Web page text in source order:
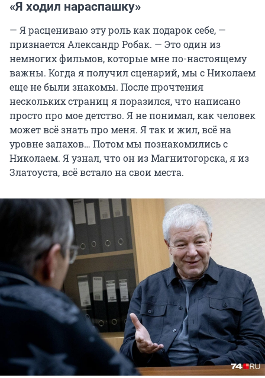
«Я ходил нараспашку»
— Я расцениваю эту роль как подарок себе, —
признается Александр Робак. — Это один из
немногих фильмов, которые мне по-настоящему
важны. Когда я получил сценарий, мы с Николаем
еще не были знакомы. После прочтения
нескольких страниц я поразился, что написано
просто про мое детство. Я не понимал, как человек
может всё знать про меня. Я так и жил, всё на
уровне запахов… Потом мы познакомились с
Николаем. Я узнал, что он из Магнитогорска, я из
Златоуста, всё встало на свои места.